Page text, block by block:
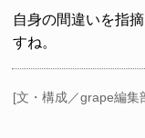
自身の間違いを指
すね。
[文・構成／grape編集